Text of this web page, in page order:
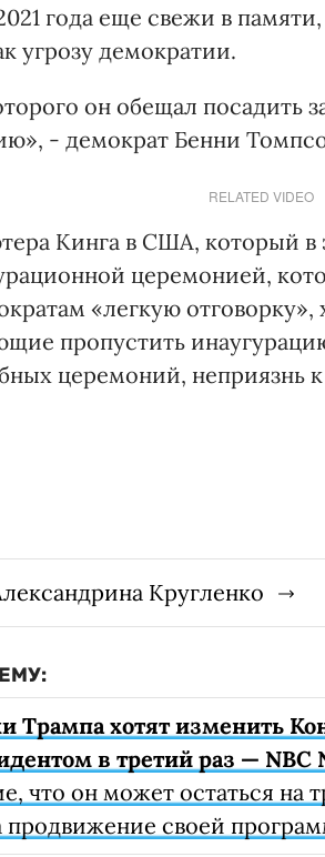
года еще свежи в
угрозу демократии.
он обещал посадить
- демократ Бенни
RELATED VIDEO
Кинга в США, который в
церемонией,
«легкую отговорку»,
пропустить
церемоний, неприязнь
Кругленко
Трампа хотят изменить
в третий раз — NBC
что он может остаться на
продвижение своей